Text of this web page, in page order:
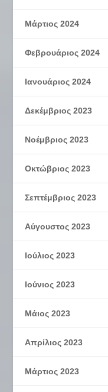
Μάρτιος 2024
Φεβρουάριος 2024
Ιανουάριος 2024
Δεκέμβριος 2023
Νοέμβριος 2023
Οκτώβριος 2023
Σεπτέμβριος 2023
Αύγουστος 2023
Ιούλιος 2023
Ιούνιος 2023
Μάιος 2023
Απρίλιος 2023
Μάρτιος 2023